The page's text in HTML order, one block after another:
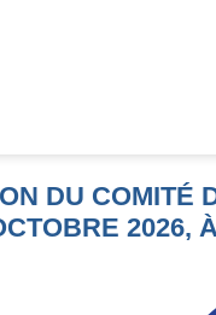
DU COMITÉ
2026,